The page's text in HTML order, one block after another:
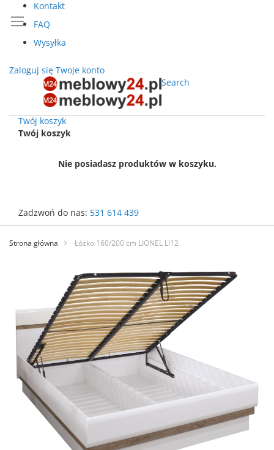
Kontakt
FAQ
Wysyłka
Zaloguj się Twoje konto
Search
Twój koszyk
Twój koszyk
Nie posiadasz produktów w koszyku.
Zadzwoń do nas: 531 614 439
Przejdź
treści
Strona główna Łóżko 160/200 cm LIONEL LI12
galerii